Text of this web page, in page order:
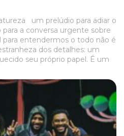
um prelúdio para adiar o
a conversa urgente sobre
para entendermos o todo não é
dos detalhes: um
seu próprio papel. É um